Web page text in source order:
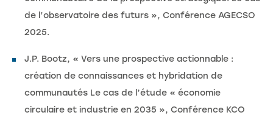
de l’observatoire des futurs », Conférence AGECSO
2025.
J.P. Bootz, « Vers une prospective actionnable :
création de connaissances et hybridation de
communautés Le cas de l’étude « économie
circulaire et industrie en 2035 », Conférence KCO